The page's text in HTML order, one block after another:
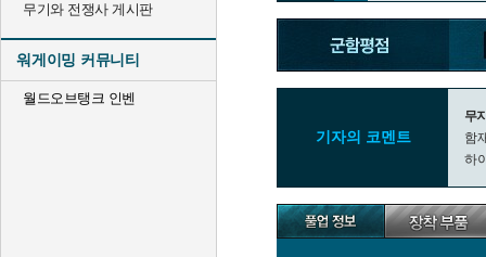
무기와 전쟁사 게시판
워게이밍 커뮤니티
월드오브탱크 인벤
기자의 코멘트
무
함
하